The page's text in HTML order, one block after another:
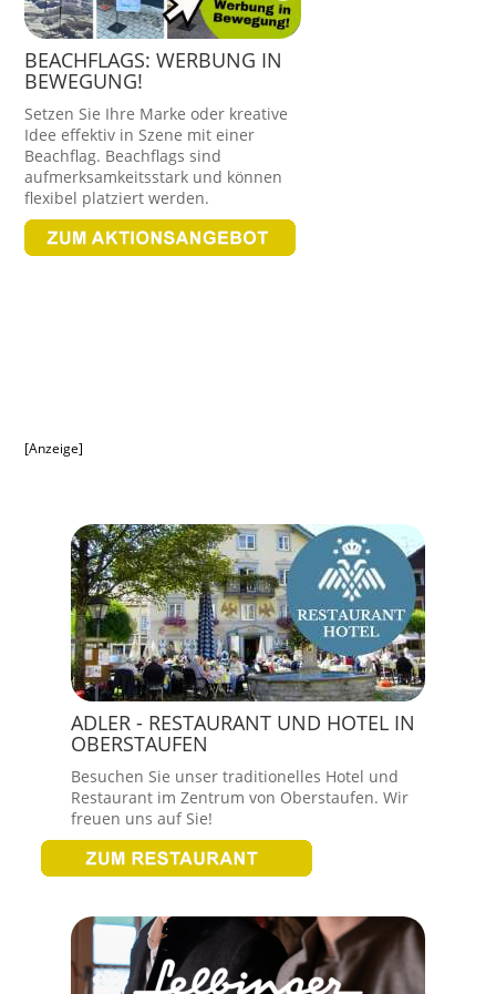
BEACHFLAGS: WERBUNG IN
BEWEGUNG!
Setzen Sie Ihre Marke oder kreative
Idee effektiv in Szene mit einer
Beachflag. Beachflags sind
aufmerksamkeitsstark und können
flexibel platziert werden.
[Anzeige]
ADLER - RESTAURANT UND HOTEL IN
OBERSTAUFEN
Besuchen Sie unser traditionelles Hotel und
Restaurant im Zentrum von Oberstaufen. Wir
freuen uns auf Sie!